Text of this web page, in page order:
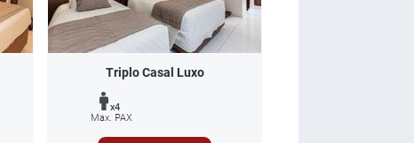
Triplo Casal Luxo
x4
Max. PAX